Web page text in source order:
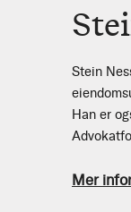
Stein
Han er
Mer